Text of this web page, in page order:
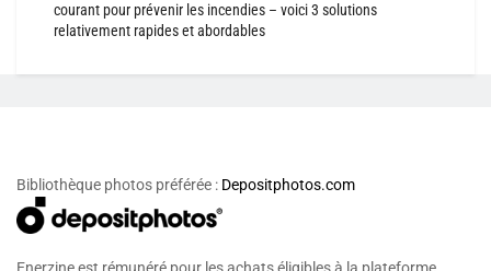
courant pour prévenir les incendies – voici 3 solutions
relativement rapides et abordables
Bibliothèque photos préférée : Depositphotos.com